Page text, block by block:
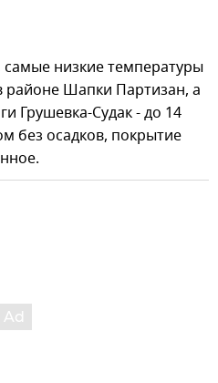
низкие температуры
районе Шапки Партизан, а
Грушевка-Судак - до 14
без осадков, покрытие